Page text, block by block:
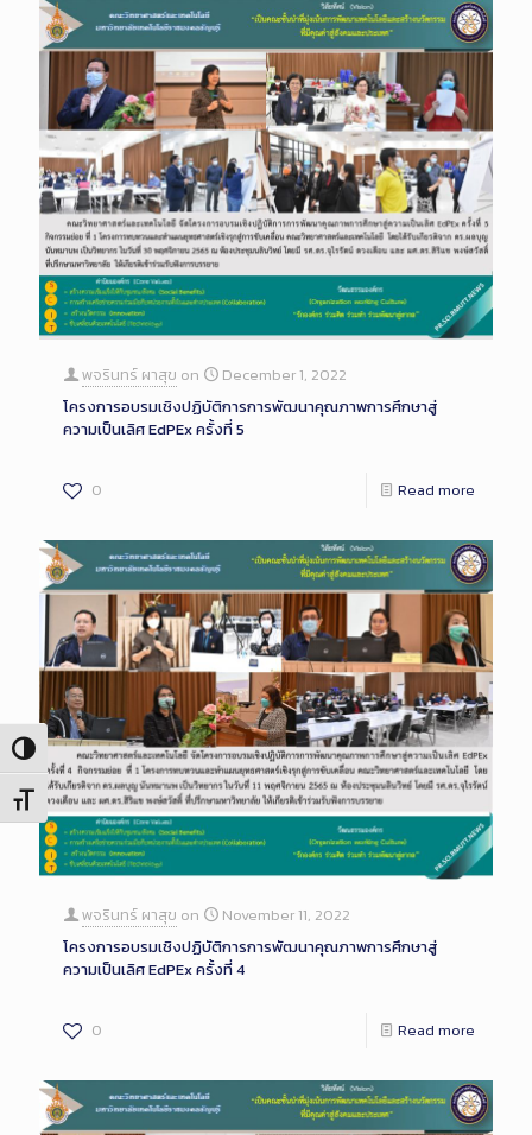
Toggle High Contrast
Toggle Font size
พจรินทร์ ผาสุข on
December 1, 2022
โครงการอบรมเชิงปฏิบัติการการพัฒนาคุณภาพการศึกษาสู่
ความเป็นเลิศ EdPEx ครั้งที่ 5
0 Read more
พจรินทร์ ผาสุข on
November 11, 2022
โครงการอบรมเชิงปฏิบัติการการพัฒนาคุณภาพการศึกษาสู่
ความเป็นเลิศ EdPEx ครั้งที่ 4
0 Read more